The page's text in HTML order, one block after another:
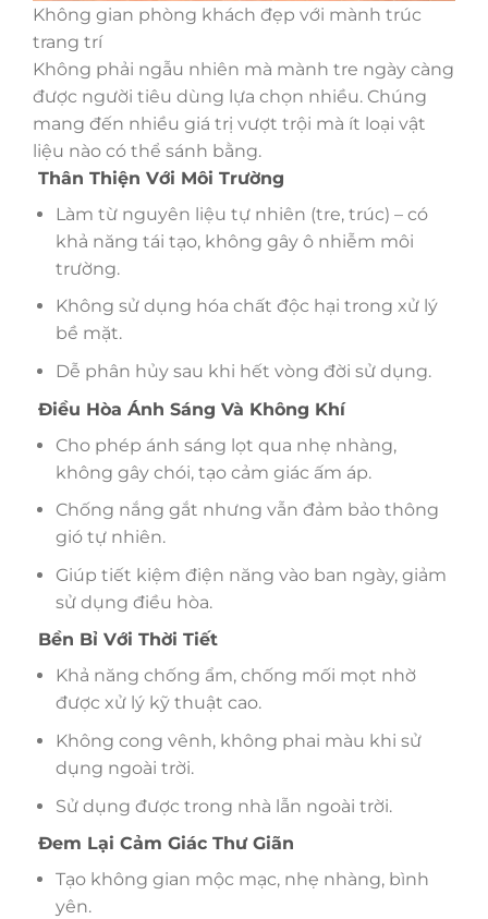
Không gian phòng khách đẹp với mành trúc
trang trí
Không phải ngẫu nhiên mà mành tre ngày càng
được người tiêu dùng lựa chọn nhiều. Chúng
mang đến nhiều giá trị vượt trội mà ít loại vật
liệu nào có thể sánh bằng.
Thân Thiện Với Môi Trường
Làm từ nguyên liệu tự nhiên (tre, trúc) – có
khả năng tái tạo, không gây ô nhiễm môi
trường.
Không sử dụng hóa chất độc hại trong xử lý
bề mặt.
Dễ phân hủy sau khi hết vòng đời sử dụng.
Điều Hòa Ánh Sáng Và Không Khí
Cho phép ánh sáng lọt qua nhẹ nhàng,
không gây chói, tạo cảm giác ấm áp.
Chống nắng gắt nhưng vẫn đảm bảo thông
gió tự nhiên.
Giúp tiết kiệm điện năng vào ban ngày, giảm
sử dụng điều hòa.
Bền Bỉ Với Thời Tiết
Khả năng chống ẩm, chống mối mọt nhờ
được xử lý kỹ thuật cao.
Không cong vênh, không phai màu khi sử
dụng ngoài trời.
Sử dụng được trong nhà lẫn ngoài trời.
Đem Lại Cảm Giác Thư Giãn
Tạo không gian mộc mạc, nhẹ nhàng, bình
yên.